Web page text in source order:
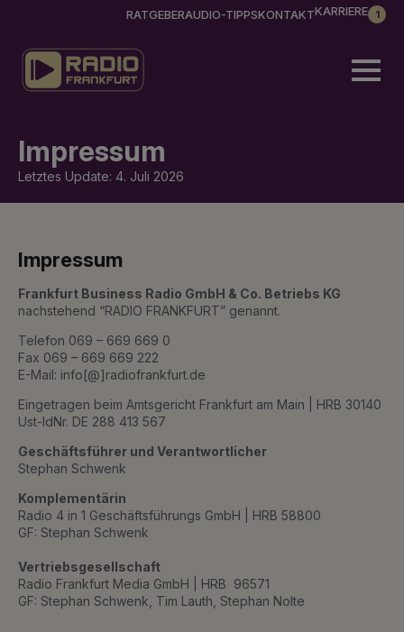
RATGEBERAUDIO-TIPPSKONTAKTKARRIERE 1
Impressum
Letztes Update: 4. Juli 2026
Impressum
Frankfurt Business Radio GmbH & Co. Betriebs KG
nachstehend “RADIO FRANKFURT” genannt.
Telefon 069 – 669 669 0
Fax 069 – 669 669 222
E-Mail: info[@]radiofrankfurt.de
Eingetragen beim Amtsgericht Frankfurt am Main | HRB 30140
Ust-IdNr. DE 288 413 567
Geschäftsführer und Verantwortlicher
Stephan Schwenk
Komplementärin
Radio 4 in 1 Geschäftsführungs GmbH | HRB 58800
GF: Stephan Schwenk
Vertriebsgesellschaft
Radio Frankfurt Media GmbH | HRB 96571
GF: Stephan Schwenk, Tim Lauth, Stephan Nolte